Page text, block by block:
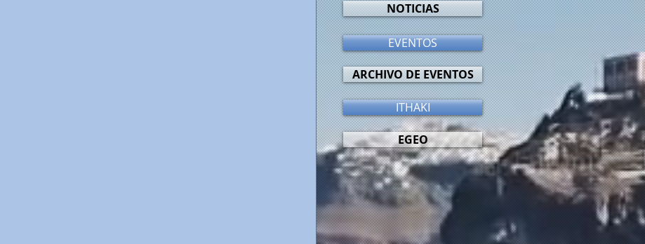
NOTICIAS
EVENTOS
ARCHIVO DE EVENTOS
ITHAKI
EGEO